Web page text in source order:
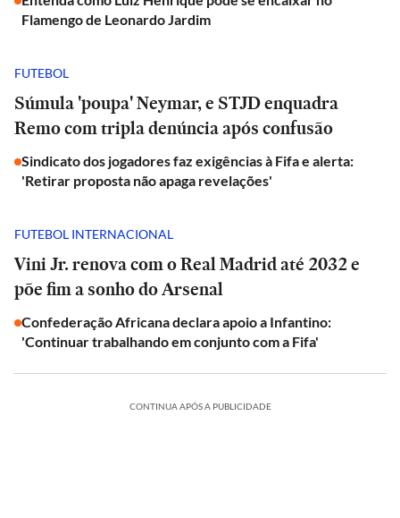
Flamengo de Leonardo Jardim
FUTEBOL
Súmula 'poupa' Neymar, e STJD enquadra
Remo com tripla denúncia após confusão
Sindicato dos jogadores faz exigências à Fifa e alerta:
'Retirar proposta não apaga revelações'
FUTEBOL INTERNACIONAL
Vini Jr. renova com o Real Madrid até 2032 e
põe fim a sonho do Arsenal
Confederação Africana declara apoio a Infantino:
'Continuar trabalhando em conjunto com a Fifa'
CONTINUA APÓS A PUBLICIDADE